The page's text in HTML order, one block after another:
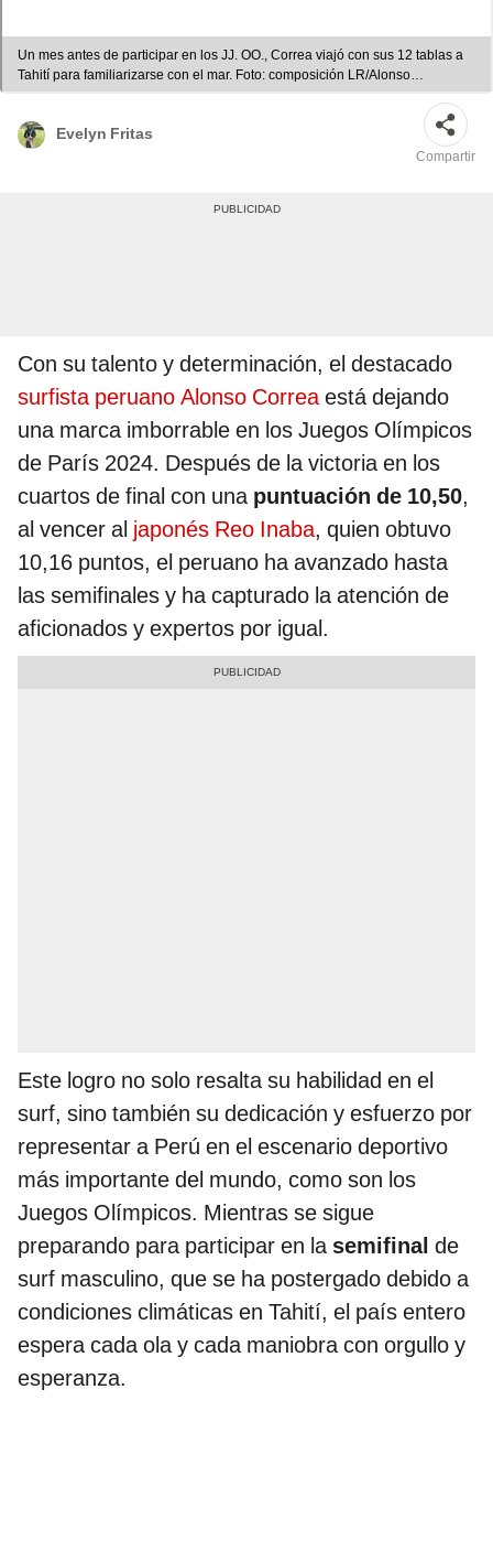
Un mes antes de participar en los JJ. OO., Correa viajó con sus 12 tablas a
Tahití para familiarizarse con el mar. Foto: composición LR/Alonso
Correa/Juegos Olímpicos
Evelyn Fritas
Compartir
Con su talento y determinación, el destacado
surfista peruano Alonso Correaestá dejando
una marca imborrable en los Juegos Olímpicos
de París 2024. Después de la victoria en los
cuartos de final con una puntuación de 10,50,
al vencer al japonés Reo Inaba, quien obtuvo
10,16 puntos, el peruano ha avanzado hasta
las semifinales y ha capturado la atención de
aficionados y expertos por igual.
Este logro no solo resalta su habilidad en el
surf, sino también su dedicación y esfuerzo por
representar a Perú en el escenario deportivo
más importante del mundo, como son los
Juegos Olímpicos. Mientras se sigue
preparando para participar en la semifinal de
surf masculino, que se ha postergado debido a
condiciones climáticas en Tahití, el país entero
espera cada ola y cada maniobra con orgullo y
esperanza.